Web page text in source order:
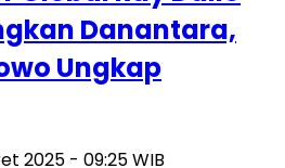
Danantara,
Ungkap
2025 - 09:25 WIB